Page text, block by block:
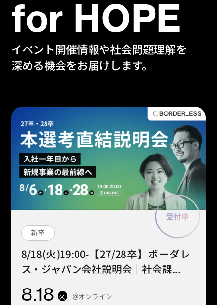
for HOPE
イベント開催情報や社会問題理解を
深める機会をお届けします。
新卒
8/18(火)19:00-【27/28卒】ボーダレ
ス・ジャパン会社説明会｜社会課...
8.18 火 ＠オンライン